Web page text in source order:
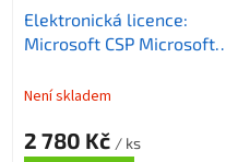
Elektronická licence:
Microsoft CSP Microsoft
EEA (no Teams)
vyúčtování ročně
Není skladem
2 780 Kč / ks